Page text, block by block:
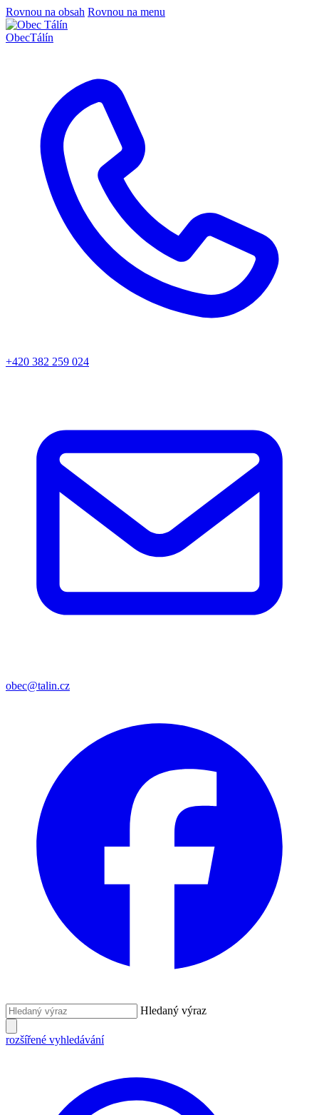
Rovnou na obsah Rovnou na menu
ObecTálín
+420 382 259 024
obec@talin.cz
Hledaný výraz
rozšířené vyhledávání